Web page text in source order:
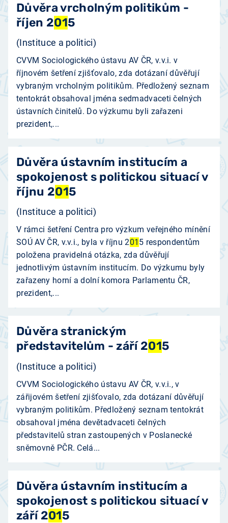
Důvěra vrcholným politikům -
říjen 2015
(Instituce a politici)
CVVM Sociologického ústavu AV ČR, v.v.i. v
říjnovém šetření zjišťovalo, zda dotázaní důvěřují
vybraným vrcholným politikům. Předložený seznam
tentokrát obsahoval jména sedmadvaceti čelných
ústavních činitelů. Do výzkumu byli zařazeni
prezident,...
Důvěra ústavním institucím a
spokojenost s politickou situací v
říjnu 2015
(Instituce a politici)
V rámci šetření Centra pro výzkum veřejného mínění
SOÚ AV ČR, v.v.i., byla v říjnu 201 5 respondentům
položena pravidelná otázka, zda důvěřují
jednotlivým ústavním institucím. Do výzkumu byly
zařazeny horní a dolní komora Parlamentu ČR,
prezident,...
Důvěra stranickým
představitelům - září 2015
(Instituce a politici)
CVVM Sociologického ústavu AV ČR, v.v.i., v
zářijovém šetření zjišťovalo, zda dotázaní důvěřují
vybraným politikům. Předložený seznam tentokrát
obsahoval jména devětadvaceti čelných
představitelů stran zastoupených v Poslanecké
sněmovně PČR. Celá...
Důvěra ústavním institucím a
spokojenost s politickou situací v
září 2015